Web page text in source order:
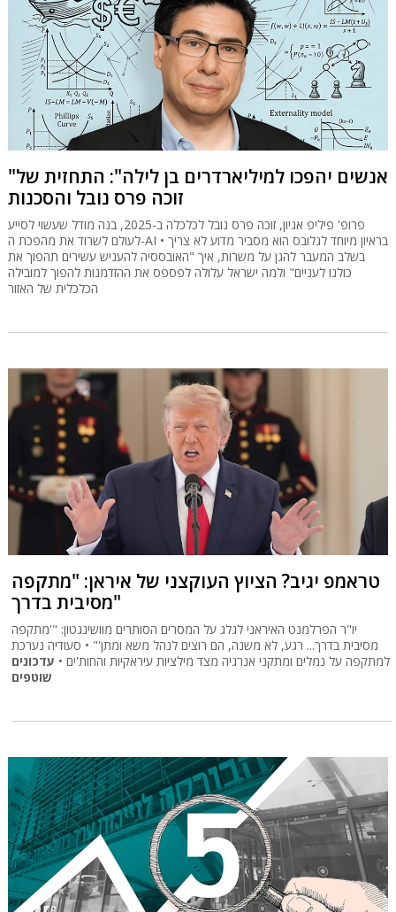
"אנשים יהפכו למיליארדרים בן לילה": התחזית של
זוכה פרס נובל והסכנות
פרופ' פיליפ אגיון, זוכה פרס נובל לכלכלה ב-2025, בנה מודל שעשוי לסייע
לעולם לשרוד את מהפכת ה-AI • בראיון מיוחד לגלובס הוא מסביר מדוע לא צריך
בשלב המעבר להגן על משרות, איך "האובססיה להעניש עשירים תהפוך את
כולנו לעניים" ולמה ישראל עלולה לפספס את ההזדמנות להפוך למובילה
הכלכלית של האזור
טראמפ יגיב? הציוץ העוקצני של איראן: "מתקפה
מסיבית בדרך"
יו"ר הפרלמנט האיראני לגלג על המסרים הסותרים מוושינגטון: "'מתקפה
מסיבית בדרך... רגע, לא משנה, הם רוצים לנהל משא ומתן'" • סעודיה נערכת
למתקפה על נמלים ומתקני אנרגיה מצד מילציות עיראקיות והחות'ים • עדכונים
שוטפים